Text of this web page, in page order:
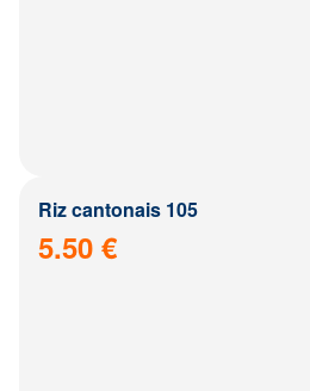
Riz cantonais 105
5.50 €